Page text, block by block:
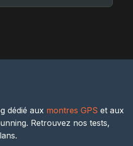
dédié aux montres GPS et aux
Retrouvez nos tests,